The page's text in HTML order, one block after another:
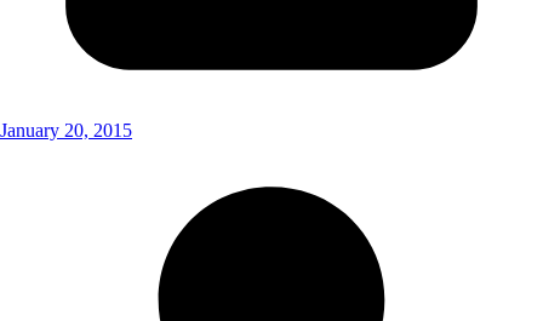
January 20, 2015